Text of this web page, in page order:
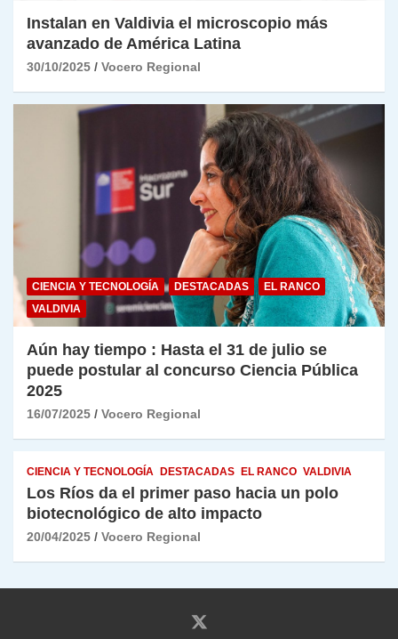
Instalan en Valdivia el microscopio más
avanzado de América Latina
30/10/2025 Vocero Regional
CIENCIA Y TECNOLOGÍA DESTACADAS
EL RANCO
VALDIVIA
Aún hay tiempo : Hasta el 31 de julio se
puede postular al concurso Ciencia Pública
2025
16/07/2025 Vocero Regional
CIENCIA Y TECNOLOGÍA DESTACADAS EL RANCO VALDIVIA
Los Ríos da el primer paso hacia un polo
biotecnológico de alto impacto
20/04/2025 Vocero Regional